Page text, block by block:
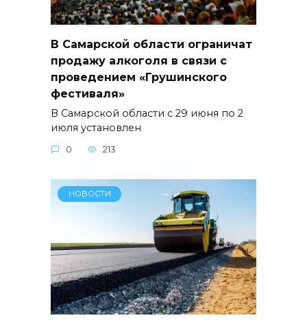
В Самарской области ограничат
продажу алкоголя в связи с
проведением «Грушинского
фестиваля»
В Самарской области с 29 июня по 2
июля установлен
0 213
НОВОСТИ